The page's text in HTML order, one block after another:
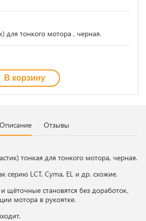
для тонкого мотора , черная.
В корзину
Описание Отзывы
тонкая для тонкого мотора, черная.
серию LCT, Cyma, EL и др. схожие.
становятся без доработок,
мотора в рукоятке.